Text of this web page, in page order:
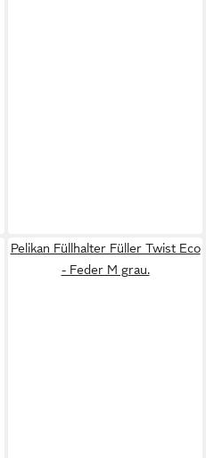
Pelikan Füllhalter Füller Twist Eco
- Feder M grau.